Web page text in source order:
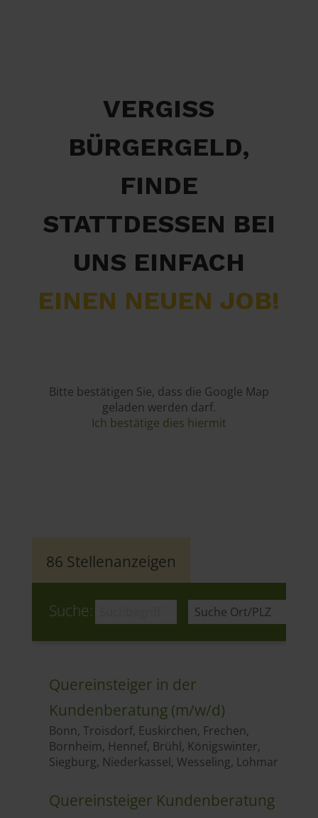
VERGISS
BÜRGERGELD,
FINDE
STATTDESSEN BEI
UNS EINFACH
EINEN NEUEN JOB!